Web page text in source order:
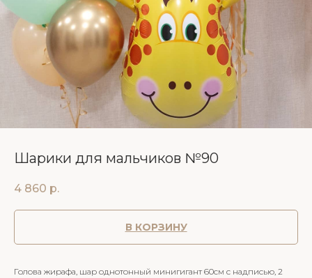
Шарики для мальчиков №90
4 860 р.
В КОРЗИНУ
Голова жирафа, шар однотонный минигигант 60см с надписью, 2